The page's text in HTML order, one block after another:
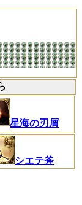
星海の刃屑
シエテ斧